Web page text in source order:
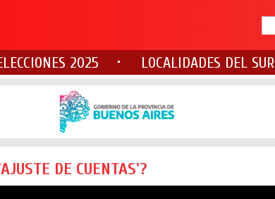
2025 LOCALIDADES DEL SUR
DE CUENTAS'?